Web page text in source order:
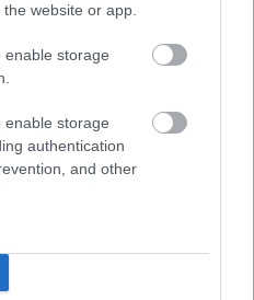
website or app.
enable storage
enable storage
authentication
and other
13-tól. Azt se
el!